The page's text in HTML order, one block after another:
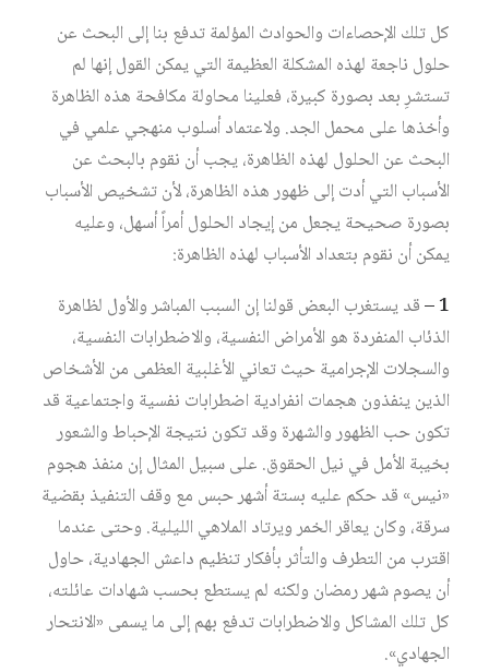
كل تلك الإحصاءات والحوادث المؤلمة تدفع بنا إلى البحث عن
حلول ناجعة لهذه المشكلة العظيمة التي يمكن القول إنها لم
تستشرِ بعد بصورة كبيرة، فعلينا محاولة مكافحة هذه الظاهرة
وأخذها على محمل الجد. ولاعتماد أسلوب منهجي علمي في
البحث عن الحلول لهذه الظاهرة، يجب أن نقوم بالبحث عن
الأسباب التي أدت إلى ظهور هذه الظاهرة، لأن تشخيص الأسباب
بصورة صحيحة يجعل من إيجاد الحلول أمراً أسهل، وعليه
يمكن أن نقوم بتعداد الأسباب لهذه الظاهرة:
1 –
قد يستغرب البعض قولنا إن السبب المباشر والأول لظاهرة
الذئاب المنفردة هو الأمراض النفسية، والاضطرابات النفسية،
والسجلات الإجرامية حيث تعاني الأغلبية العظمى من الأشخاص
الذين ينفذون هجمات انفرادية اضطرابات نفسية واجتماعية قد
تكون حب الظهور والشهرة وقد تكون نتيجة الإحباط والشعور
بخيبة الأمل في نيل الحقوق. على سبيل المثال إن منفذ هجوم
«نيس» قد حكم عليه بستة أشهر حبس مع وقف التنفيذ بقضية
سرقة، وكان يعاقر الخمر ويرتاد الملاهي الليلية. وحتى عندما
اقترب من التطرف والتأثر بأفكار تنظيم داعش الجهادية، حاول
أن يصوم شهر رمضان ولكنه لم يستطع بحسب شهادات عائلته،
كل تلك المشاكل والاضطرابات تدفع بهم إلى ما يسمى «الانتحار
الجهادي».